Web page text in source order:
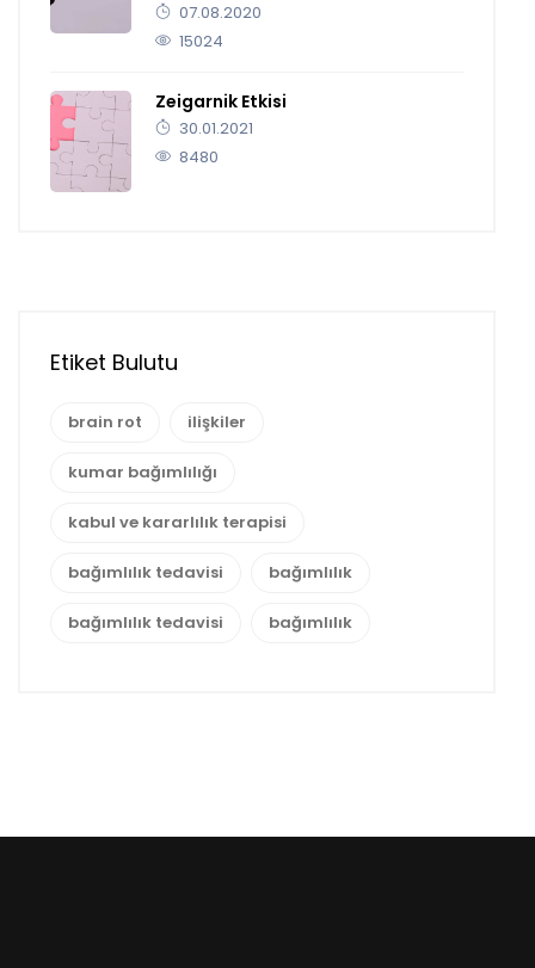
07.08.2020
15024
Zeigarnik Etkisi
30.01.2021
8480
Etiket Bulutu
brain rot ilişkiler
kumar bağımlılığı
kabul ve kararlılık terapisi
bağımlılık tedavisi bağımlılık
bağımlılık tedavisi bağımlılık